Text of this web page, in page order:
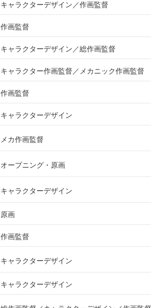
キャラクターデザイン 作画監督
作画監督
キャラクターデザイン 総作画監督
キャラクター作画監督 メカニック作画監督
作画監督
キャラクターデザイン
メカ作画監督
オープニング・原画
キャラクターデザイン
原画
作画監督
キャラクターデザイン
キャラクターデザイン